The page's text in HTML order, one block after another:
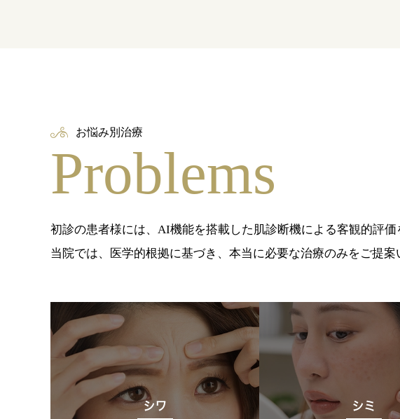
お悩み別治療
Problems
初診の患者様には、AI機能を搭載した肌診断機による客観的評
当院では、医学的根拠に基づき、本当に必要な治療のみをご提案
シワ シミ